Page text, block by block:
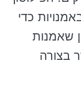
כדי
שאמנות
בצורה